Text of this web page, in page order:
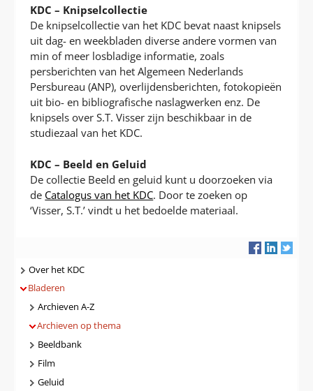
KDC – Knipselcollectie
De knipselcollectie van het KDC bevat naast knipsels
uit dag- en weekbladen diverse andere vormen van
min of meer losbladige informatie, zoals
persberichten van het Algemeen Nederlands
Persbureau (ANP), overlijdensberichten, fotokopieën
uit bio- en bibliografische naslagwerken enz. De
knipsels over S.T. Visser zijn beschikbaar in de
studiezaal van het KDC.
KDC – Beeld en Geluid
De collectie Beeld en geluid kunt u doorzoeken via
de Catalogus van het KDC. Door te zoeken op
‘Visser, S.T.’ vindt u het bedoelde materiaal.
Navigatie
Over het KDC
Bladeren
Archieven A-Z
Archieven op thema
Beeldbank
Film
Geluid